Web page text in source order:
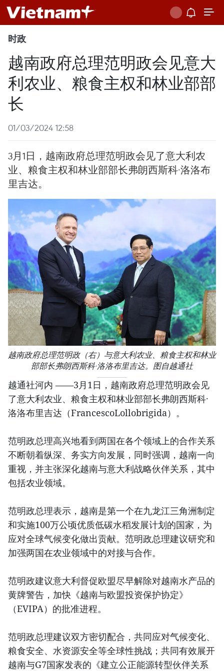
时政
越南政府总理范明政会见意大
利农业、粮食主权和林业部部
长
01/03/2024 12:58
3月1日，越南政府总理范明政会见了意大利农
业、粮食主权和林业部部长弗朗西斯科·洛洛布
里吉达。
越南政府总理范明政（右）与意大利农业、粮食主权和林业
部部长弗朗西斯科·洛洛布里吉达。图自越通社
越通社河内 ——3月1日，越南政府总理范明政会见
了意大利农业、粮食主权和林业部部长弗朗西斯科·
洛洛布里吉达（FrancescoLollobrigida）。
范明政总理高兴地看到两国在各个领域上的合作关系
不断朝着纵深、务实方向发展，同时强调，越南一向
重视，并主张深化越南与意大利战略伙伴关系，其中
包括农业领域。
范明政总理表示，越南是第一个在九龙江三角洲制定
和实施100万公顷优质低碳水稻发展计划的国家，为
应对全球气候变化做出贡献。范明政总理建议研究和
加强两国在农业领域中的对接与合作。
范明政建议意大利督促欧盟尽早解除对越南水产品的
黄牌警告，加快《越南与欧盟投资保护协定》
（EVIPA）的批准进程。
范明政总理建议双方密切配合，共同应对气候变化、
粮食安全、水资源安全等全球性挑战；共同有效展开
越南与G7国家发表的《建立公正能源转型伙伴关系